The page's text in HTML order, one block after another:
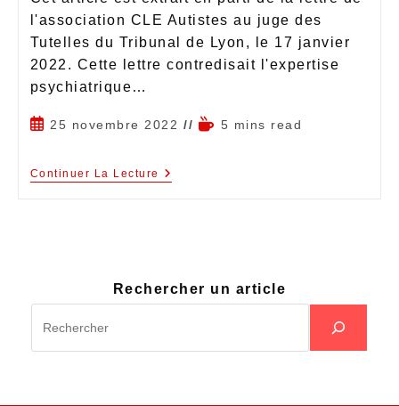
l'association CLE Autistes au juge des
Tutelles du Tribunal de Lyon, le 17 janvier
2022. Cette lettre contredisait l'expertise
psychiatrique…
25 novembre 2022 5 mins read
Continuer La Lecture
Rechercher un article